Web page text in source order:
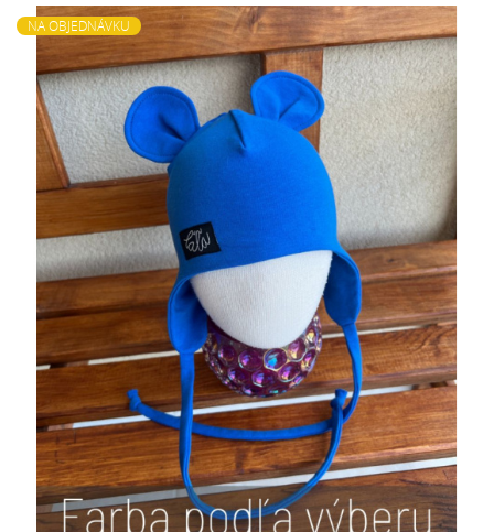
NA OBJEDNÁVKU